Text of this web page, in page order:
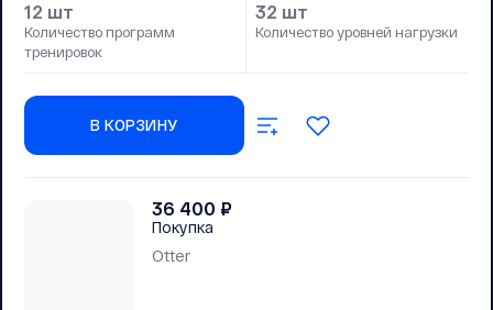
12 шт
Количество программ
тренировок
32 шт
Количество уровней нагрузки
В КОРЗИНУ
36 400 ₽
Покупка
Otter